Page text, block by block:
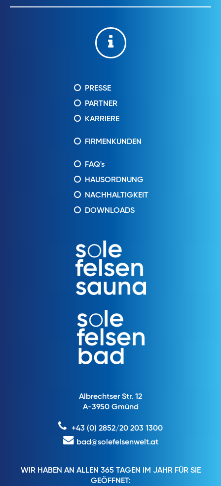
PRESSE
PARTNER
KARRIERE
FIRMENKUNDEN
FAQ's
HAUSORDNUNG
NACHHALTIGKEIT
DOWNLOADS
Albrechtser Str. 12
A-3950 Gmünd
+43 (0) 2852/20 203 1300
bad@solefelsenwelt.at
WIR HABEN AN ALLEN 365 TAGEN IM JAHR FÜR SIE
GEÖFFNET: